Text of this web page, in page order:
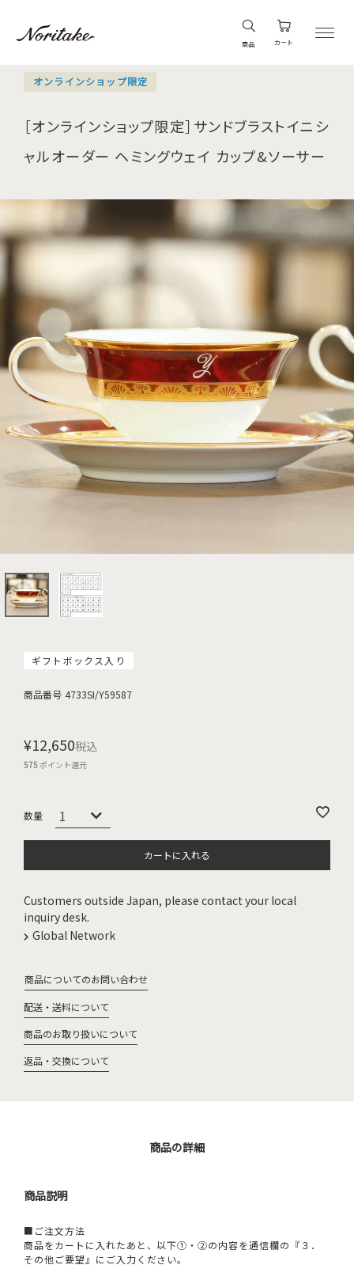
商品 カート
オンラインショップ限定
［オンラインショップ限定］サンドブラストイニシ
ャルオーダー ヘミングウェイ カップ&ソーサー
ギフトボックス入り
商品番号 4733SI/Y59587
¥12,650税込
575ポイント還元
カートに入れる
Customers outside Japan, please contact your local
inquiry desk.
Global Network
商品についてのお問い合わせ
配送・送料について
商品のお取り扱いについて
返品・交換について
商品の詳細
商品説明
■ご注文方法
商品をカートに入れたあと、以下①・②の内容を通信欄の『３．
その他ご要望』にご入力ください。